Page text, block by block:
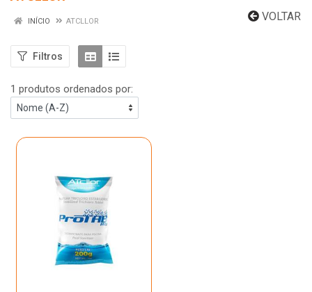
VOLTAR
INÍCIO ATCLLOR
Filtros
1 produtos ordenados por: